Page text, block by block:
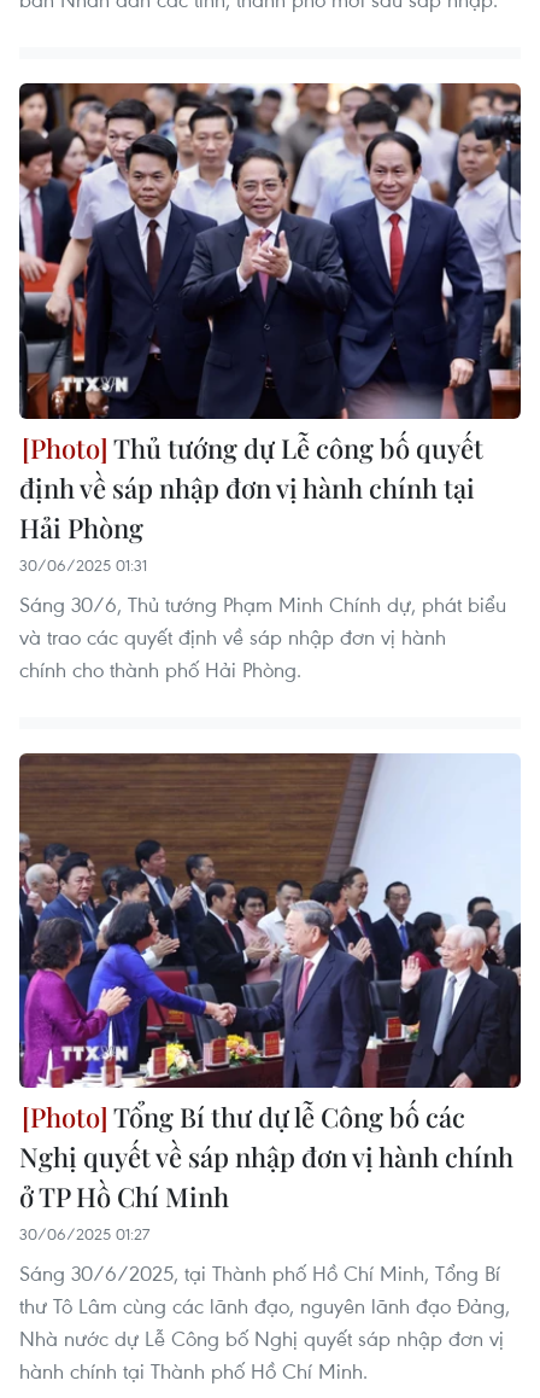
Thủ tướng dự Lễ công bố quyết
định về sáp nhập đơn vị hành chính tại
Hải Phòng
30/06/2025 01:31
Sáng 30/6, Thủ tướng Phạm Minh Chính dự, phát biểu
và trao các quyết định về sáp nhập đơn vị hành
chính cho thành phố Hải Phòng.
Tổng Bí thư dự lễ Công bố các
Nghị quyết về sáp nhập đơn vị hành chính
ở TP Hồ Chí Minh
30/06/2025 01:27
Sáng 30/6/2025, tại Thành phố Hồ Chí Minh, Tổng Bí
thư Tô Lâm cùng các lãnh đạo, nguyên lãnh đạo Đảng,
Nhà nước dự Lễ Công bố Nghị quyết sáp nhập đơn vị
hành chính tại Thành phố Hồ Chí Minh.